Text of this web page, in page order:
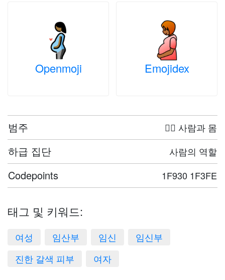
Openmoji Emojidex
범주 🤦‍♀️ 사람과 몸
하급 집단 사람의 역할
Codepoints 1F930 1F3FE
태그 및 키워드:
여성 임산부 임신
임신부
진한 갈색 피부
여자